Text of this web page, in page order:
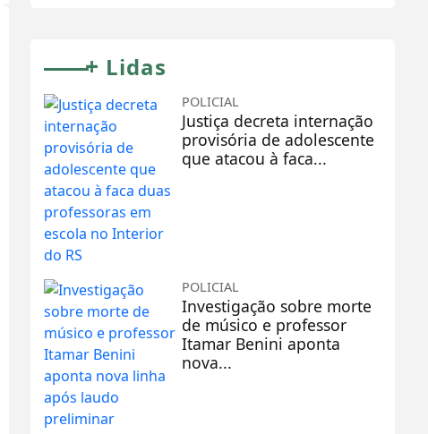
+ Lidas
POLICIAL
Justiça decreta internação
provisória de adolescente
que atacou à faca...
POLICIAL
Investigação sobre morte
de músico e professor
Itamar Benini aponta
nova...